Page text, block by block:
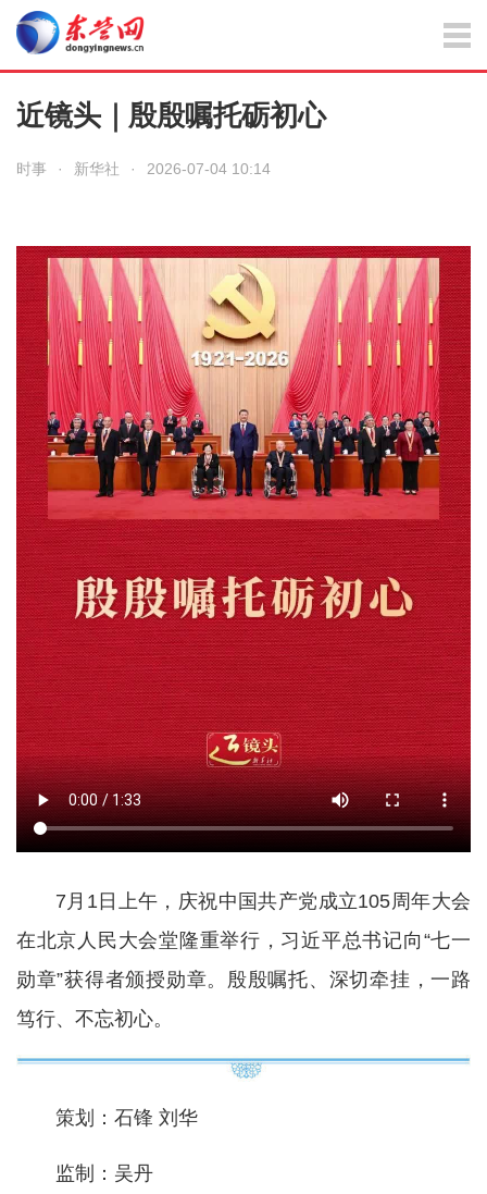
近镜头｜殷殷嘱托砺初心
时事 · 新华社 · 2026-07-04 10:14
7月1日上午，庆祝中国共产党成立105周年大会
在北京人民大会堂隆重举行，习近平总书记向“七一
勋章”获得者颁授勋章。殷殷嘱托、深切牵挂，一路
笃行、不忘初心。
策划：石锋 刘华
监制：吴丹